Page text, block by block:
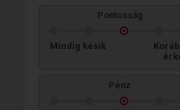
Pontosság
Mindig késik
Pénz